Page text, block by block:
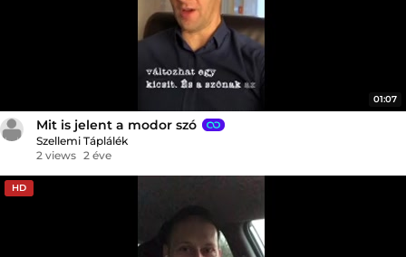
01:07
Mit is jelent a modor szó
Szellemi Táplálék
2 views 2 éve
HD